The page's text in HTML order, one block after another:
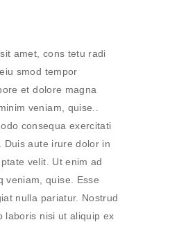
amet, cons tetu radi
smod tempor
et dolore magna
veniam, quise..
consequa exercitati
Duis aute irure dolor in
velit. Ut enim ad
veniam, quise. Esse
nulla pariatur. Nostrud
laboris nisi ut aliquip ex